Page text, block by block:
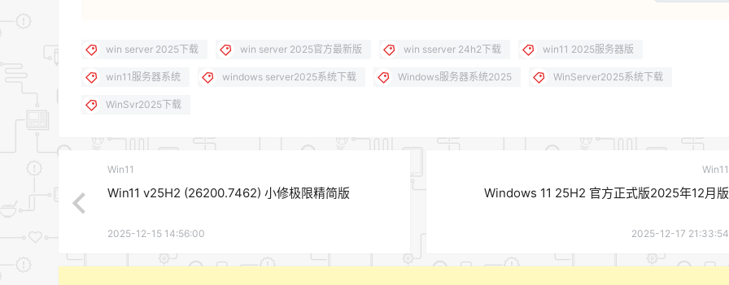
win server 2025下载 win server 2025官方最新版 win sserver 24h2下载 win11 2025服务器版
win11服务器系统 windows server2025系统下载 Windows服务器系统2025 WinServer2025系统下载
WinSvr2025下载
Win11
Win11 v25H2 (26200.7462) 小修极限精简版
2025-12-15 14:56:00
Win11
Windows 11 25H2 官方正式版2025年12月版
2025-12-17 21:33:54